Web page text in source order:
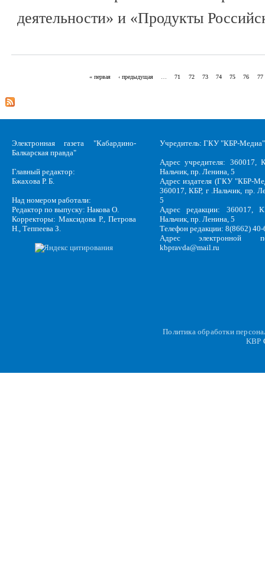
деятельности» и «Продукты
« первая ‹ предыдущая 71 72 73 74 75 76 77
Электронная газета "Кабардино-
Балкарская правда"
Главный редактор:
Бжахова Р. Б.
Над номером работали:
Редактор по выпуску: Накова О.
Корректоры: Максидова Р., Петрова
Н., Теппеева З.
Учредитель: ГКУ "КБР-Медиа"
Адрес учредителя: 360017,
Нальчик, пр. Ленина, 5
Адрес издателя (ГКУ "КБР-
360017, КБР, г .Нальчик, пр.
5
Адрес редакции: 360017,
Нальчик, пр. Ленина, 5
Телефон редакции: 8(8662)
Адрес электронной
kbpravda@mail.ru
Политика обработки
KBP